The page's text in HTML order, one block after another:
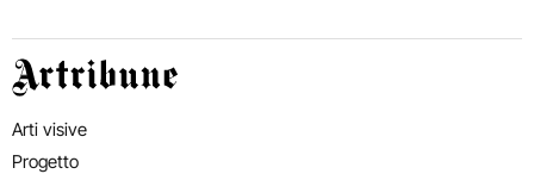
Artribune
Arti visive
Progetto